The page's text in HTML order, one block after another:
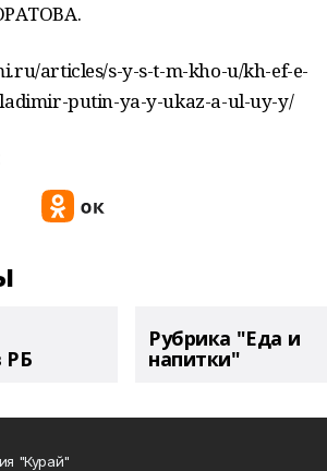
articles/s-y-s-t-m-kho-u/kh-ef-e-
putin-ya-y-ukaz-a-ul-uy-y/
РБ
Рубрика "Еда и
напитки"
"Курай"